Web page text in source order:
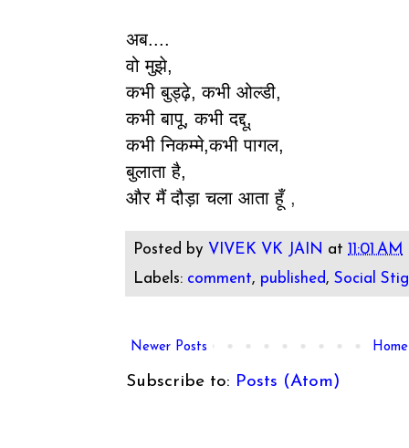
अब....
वो मुझे,
कभी बुड्ढ़े, कभी ओल्डी,
कभी बापू, कभी दद्दू,
कभी निकम्मे,कभी पागल,
बुलाता है,
और मैं दौड़ा चला आता हूँ ,
Posted by VIVEK VK JAIN at11:01 AM
Labels: comment, published,Social
Newer Posts Home
Subscribe to: Posts (Atom)